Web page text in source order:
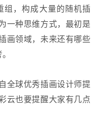
组，构成大量的随机插
一种思维方式，最初是
画领域，未来还有哪些
全球优秀插画设计师提
云也要提醒大家有几点